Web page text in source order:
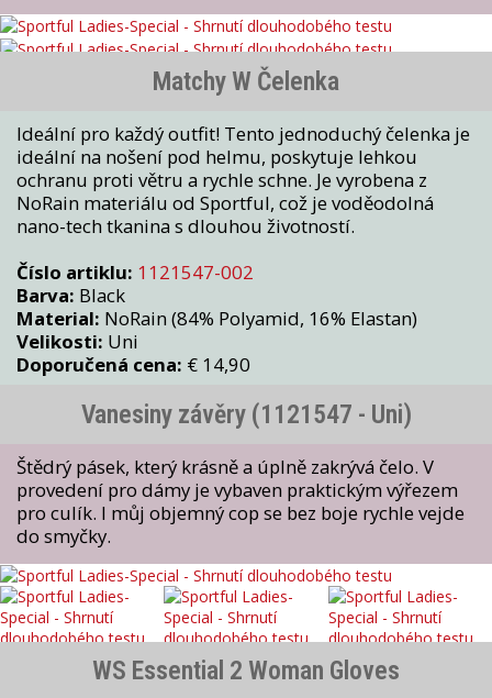
Matchy W Čelenka
Ideální pro každý outfit! Tento jednoduchý čelenka je
ideální na nošení pod helmu, poskytuje lehkou
ochranu proti větru a rychle schne. Je vyrobena z
NoRain materiálu od Sportful, což je voděodolná
nano-tech tkanina s dlouhou životností.
Číslo artiklu: 1121547-002
Barva: Black
Material: NoRain (84% Polyamid, 16% Elastan)
Velikosti: Uni
Doporučená cena: € 14,90
Vanesiny závěry (1121547 - Uni)
Štědrý pásek, který krásně a úplně zakrývá čelo. V
provedení pro dámy je vybaven praktickým výřezem
pro culík. I můj objemný cop se bez boje rychle vejde
do smyčky.
WS Essential 2 Woman Gloves